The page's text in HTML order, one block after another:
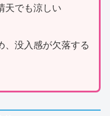
天でも涼しい
、没入感が欠落する